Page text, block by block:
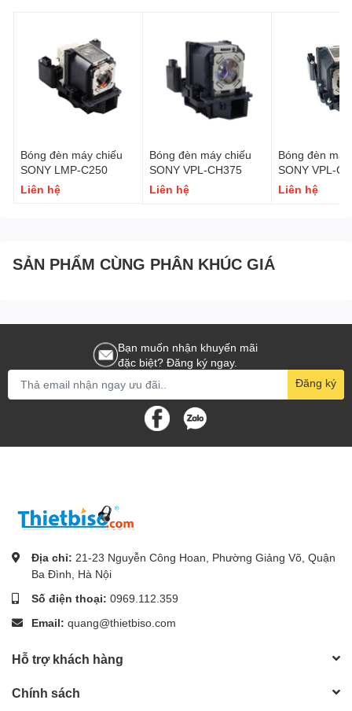
Bóng đèn máy chiếu
SONY LMP-C250
Liên hệ
Bóng đèn máy chiếu
SONY VPL-CH375
Liên hệ
Bóng đèn
SONY VPL-
Liên hệ
SẢN PHẨM CÙNG PHÂN KHÚC GIÁ
Bạn muốn nhận khuyến mãi
đặc biệt? Đăng ký ngay.
Đăng ký
Địa chỉ: 21-23 Nguyễn Công Hoan, Phường Giảng Võ, Quận
Ba Đình, Hà Nội
Số điện thoại: 0969.112.359
Email: quang@thietbiso.com
Hỗ trợ khách hàng
Chính sách